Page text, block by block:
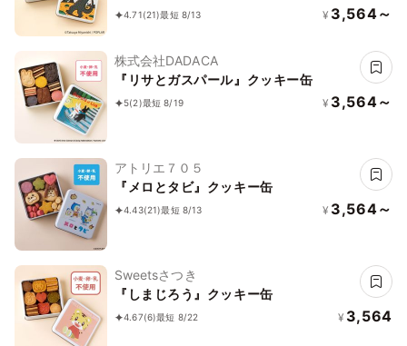
4.71(21)最短 8/13 ¥ 3,564～
株式会社DADACA
『リサとガスパール』クッキー缶
5(2)最短 8/19 ¥ 3,564～
アトリエ７０５
『メロとタビ』クッキー缶
4.43(21)最短 8/13 ¥ 3,564～
Sweetsさつき
『しまじろう』クッキー缶
4.67(6)最短 8/22 ¥ 3,564